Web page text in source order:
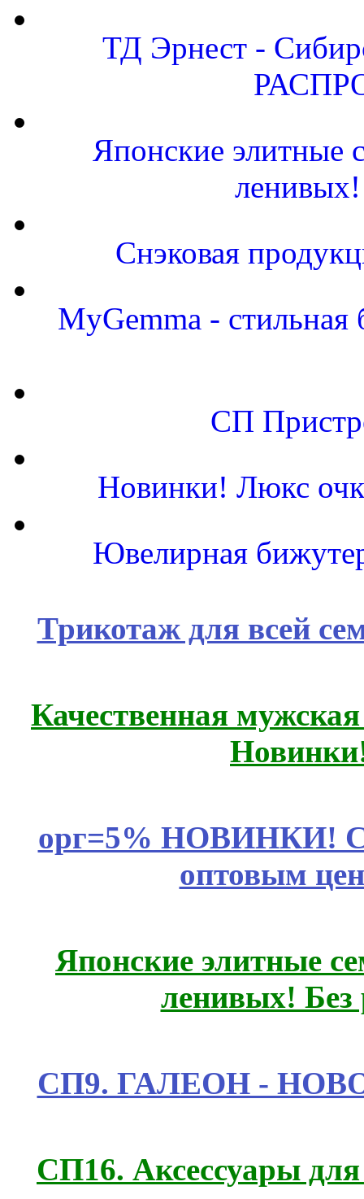
ТД Эрнест -
Японские элитные
Снэковая
MyGemma -
СП
Новинки! Люкс
Ювелирная
Трикотаж для всей
Качественная
орг=5% НОВИНКИ!
оптовым
Японские элитные
ленивых!
СП9. ГАЛЕОН -
СП16. Аксессуары